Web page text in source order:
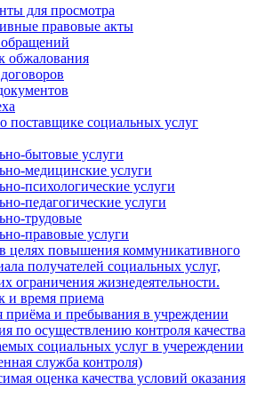
для просмотра
правовые акты
обжалования
поставщике социальных услуг
бытовые услуги
медицинские услуги
психологические услуги
педагогические услуги
трудовые
правовые услуги
целях повышения коммуникативного
получателей социальных услуг,
ограничения жизнедеятельности.
и время приема
приёма и пребывания в учреждении
по осуществлению контроля качества
социальных услуг в учереждении
служба контроля)
оценка качества условий оказания